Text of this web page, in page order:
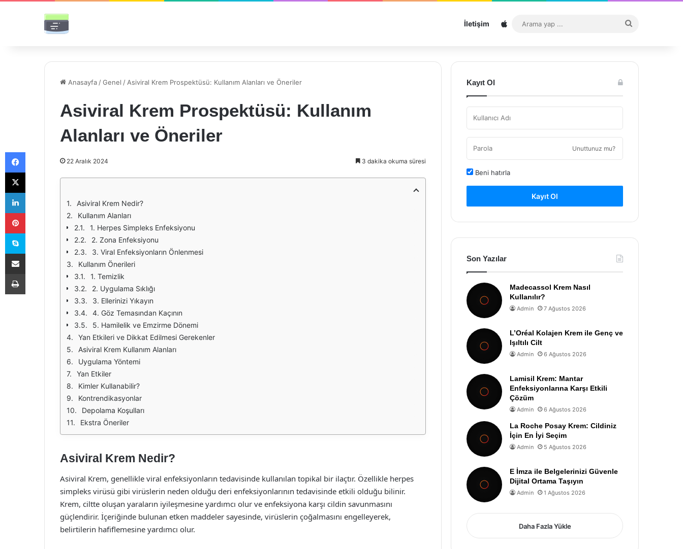
İletişim Sitemap
...
Anasayfa /Genel / Asiviral Krem Prospektüsü: Kullanım Alanları ve Öneriler
Asiviral Krem Prospektüsü: Kullanım
Alanları ve Öneriler
22 Aralık 2024 3 dakika okuma süresi
Asiviral Krem Nedir?
Kullanım Alanları
1. Herpes Simpleks Enfeksiyonu
2. Zona Enfeksiyonu
3. Viral Enfeksiyonların Önlenmesi
Kullanım Önerileri
1. Temizlik
2. Uygulama Sıklığı
3. Ellerinizi Yıkayın
4. Göz Temasından Kaçının
5. Hamilelik ve Emzirme Dönemi
Yan Etkileri ve Dikkat Edilmesi Gerekenler
Asiviral Krem Kullanım Alanları
Uygulama Yöntemi
Yan Etkiler
Kimler Kullanabilir?
Kontrendikasyonlar
Depolama Koşulları
Ekstra Öneriler
Asiviral Krem Nedir?
Asiviral Krem, genellikle viral enfeksiyonların tedavisinde kullanılan topikal bir ilaçtır. Özellikle herpes
simpleks virüsü gibi virüslerin neden olduğu deri enfeksiyonlarının tedavisinde etkili olduğu bilinir.
Krem, ciltte oluşan yaraların iyileşmesine yardımcı olur ve enfeksiyona karşı cildin savunmasını
güçlendirir. İçeriğinde bulunan etken maddeler sayesinde, virüslerin çoğalmasını engelleyerek,
belirtilerin hafiflemesine yardımcı olur.
Kayıt Ol
Unuttunuz mu?
Beni hatırla
Kayıt Ol
Son Yazılar
Madecassol Krem Nasıl
Kullanılır?
Admin 7 Ağustos 2026
L’Oréal Kolajen Krem ile Genç ve
Işıltılı Cilt
Admin 6 Ağustos 2026
Lamisil Krem: Mantar
Enfeksiyonlarına Karşı Etkili
Çözüm
Admin 6 Ağustos 2026
La Roche Posay Krem: Cildiniz
İçin En İyi Seçim
Admin 5 Ağustos 2026
E İmza ile Belgelerinizi Güvenle
Dijital Ortama Taşıyın
Admin 1 Ağustos 2026
Daha Fazla Yükle
Facebook
X
LinkedIn
Pinterest
Skype
E-Posta ile paylaş